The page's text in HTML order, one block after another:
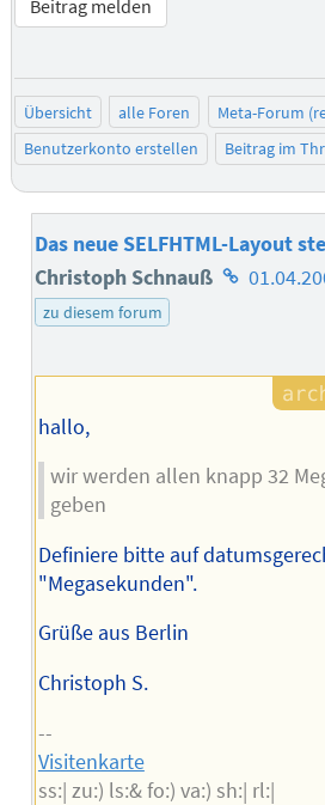
Beitrag melden
Übersicht alle Foren Meta-Forum
Benutzerkonto erstellen
Beitrag im
Das neue SELFHTML-Layout
Christoph Schnauß Homepage
zu diesem forum
hallo,
wir werden allen knapp 32
geben
Definiere bitte auf
"Megasekunden".
Grüße aus Berlin
Christoph S.
--
Visitenkarte
ss:| zu:) ls:& fo:) va:) sh:| rl:|